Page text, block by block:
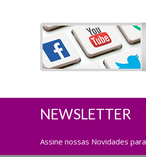
NEWSLETTER
Assine nossas Novidades